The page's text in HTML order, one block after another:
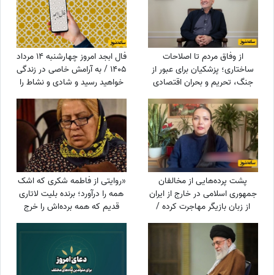
از وفاق مردم تا اصلاحات
ساختاری؛ پزشکیان برای عبور از
جنگ، تحریم و بحران اقتصادی
چه برنامه‌ای دارد؟
فال ابجد امروز چهارشنبه 14 مرداد
1405 / به آرامش خاصی در زندگی
خواهید رسید و شادی و نشاط را
در آینده به دست می‌آورید
پشت پرده‌هایی از مخالفان
جمهوری اسلامی در خارج از ایران
از زبان بازیگر مهاجرت کرده /
حامیان جمهوری اسلامی جان
خود را هم می‌دهند
«روایتی از فاطمه شکری که اشک
همه را درآورد؛ برنده بلیت لاتاری
قدیم که همه برده‌اش را خرج
دیگران کرد، اکنون بی‌مهری
می‌بیند!»